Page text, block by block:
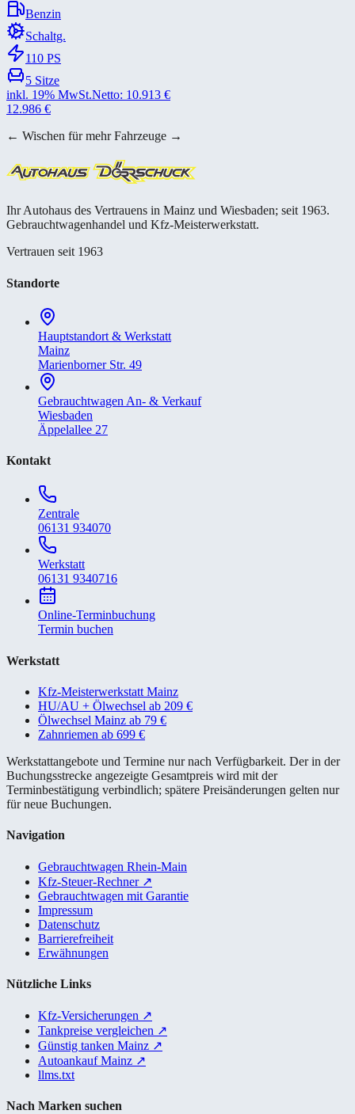
Benzin
Schaltg.
110 PS
5 Sitze
inkl. 19% MwSt.Netto: 10.913 €
12.986 €
← Wischen für mehr Fahrzeuge →
Ihr Autohaus des Vertrauens in Mainz und Wiesbaden; seit 1963.
Gebrauchtwagenhandel und Kfz-Meisterwerkstatt.
Vertrauen seit 1963
Standorte
Hauptstandort & Werkstatt
Mainz
Marienborner Str. 49
Gebrauchtwagen An- & Verkauf
Wiesbaden
Äppelallee 27
Kontakt
Zentrale
06131 934070
Werkstatt
06131 9340716
Online-Terminbuchung
Termin buchen
Werkstatt
Kfz-Meisterwerkstatt Mainz
HU/AU + Ölwechsel ab 209 €
Ölwechsel Mainz ab 79 €
Zahnriemen ab 699 €
Werkstattangebote und Termine nur nach Verfügbarkeit. Der in der
Buchungsstrecke angezeigte Gesamtpreis wird mit der
Terminbestätigung verbindlich; spätere Preisänderungen gelten nur
für neue Buchungen.
Navigation
Gebrauchtwagen Rhein-Main
Kfz-Steuer-Rechner ↗
Gebrauchtwagen mit Garantie
Impressum
Datenschutz
Barrierefreiheit
Erwähnungen
Nützliche Links
Kfz-Versicherungen ↗
Tankpreise vergleichen ↗
Günstig tanken Mainz ↗
Autoankauf Mainz ↗
llms.txt
Nach Marken suchen